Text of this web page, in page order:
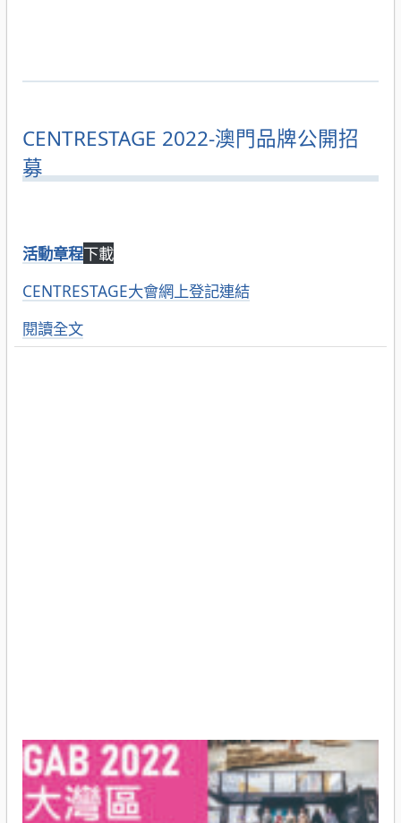
CENTRESTAGE 2022-澳門品牌公開招
募
活動章程下載
CENTRESTAGE大會網上登記連結
閱讀全文